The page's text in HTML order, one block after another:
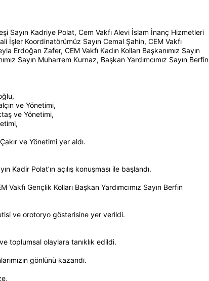
Sayın Kadriye Polat, Cem Vakfı Alevi İslam İnanç Hizmetleri
İşler Koordinatörümüz Sayın Cemal Şahin, CEM Vakfı
Erdoğan Zafer, CEM Vakfı Kadın Kolları Başkanımız Sayın
Sayın Muharrem Kurnaz, Başkan Yardımcımız Sayın Berfin
ve Yönetimi,
ve Yönetimi,
ve Yönetimi yer aldı.
Kadir Polat’ın açılış konuşması ile başlandı.
Vakfı Gençlik Kolları Başkan Yardımcımız Sayın Berfin
ve orotoryo gösterisine yer verildi.
toplumsal olaylara tanıklık edildi.
gönlünü kazandı.